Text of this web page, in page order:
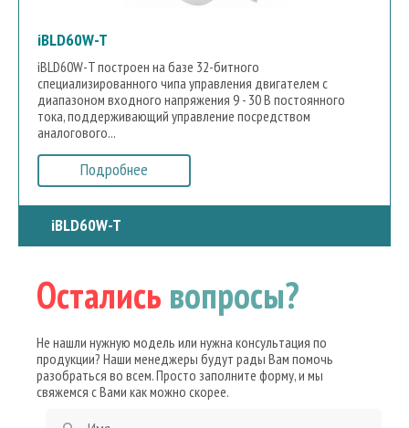
iBLD60W-T
iBLD60W-T построен на базе 32-битного
специализированного чипа управления двигателем с
диапазоном входного напряжения 9 - 30 В постоянного
тока, поддерживающий управление посредством
аналогового...
Подробнее
iBLD60W-T
Остались вопросы?
Не нашли нужную модель или нужна консультация по
продукции? Наши менеджеры будут рады Вам помочь
разобраться во всем. Просто заполните форму, и мы
свяжемся с Вами как можно скорее.